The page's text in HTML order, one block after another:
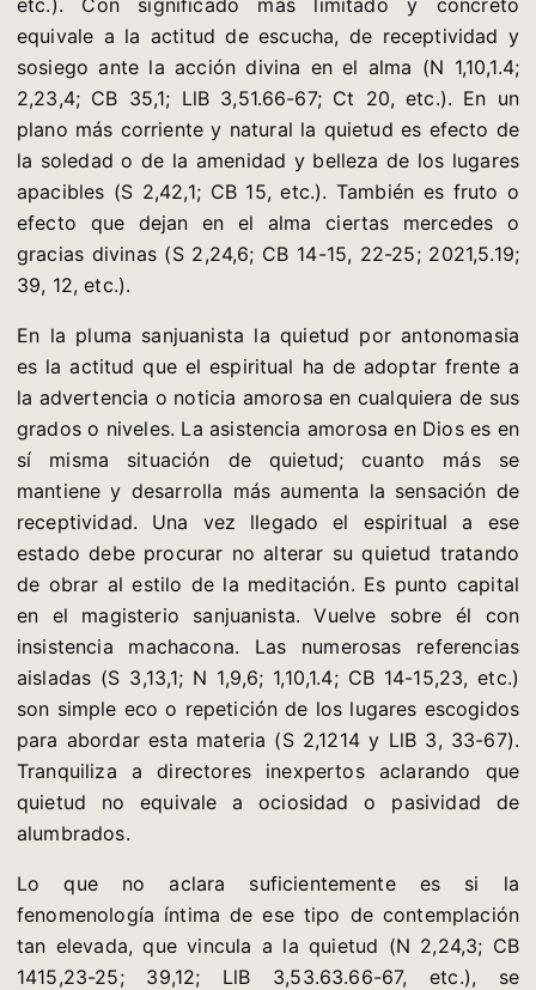
equivale a la actitud de escucha, de receptividad y
sosiego ante la acción divina en el alma (N 1,10,1.4;
2,23,4; CB 35,1; LlB 3,51.66-67; Ct 20, etc.). En un
plano más corriente y natural la quietud es efecto de
la soledad o de la amenidad y belleza de los lugares
apacibles (S 2,42,1; CB 15, etc.). También es fruto o
efecto que dejan en el alma ciertas mercedes o
gracias divinas (S 2,24,6; CB 14-15, 22-25; 2021,5.19;
39, 12, etc.).
En la pluma sanjuanista la quietud por antonomasia
es la actitud que el espiritual ha de adoptar frente a
la advertencia o noticia amorosa en cualquiera de sus
grados o niveles. La asistencia amorosa en Dios es en
sí misma situación de quietud; cuanto más se
mantiene y desarrolla más aumenta la sensación de
receptividad. Una vez llegado el espiritual a ese
estado debe procurar no alterar su quietud tratando
de obrar al estilo de la meditación. Es punto capital
en el magisterio sanjuanista. Vuelve sobre él con
insistencia machacona. Las numerosas referencias
aisladas (S 3,13,1; N 1,9,6; 1,10,1.4; CB 14-15,23, etc.)
son simple eco o repetición de los lugares escogidos
para abordar esta materia (S 2,1214 y LlB 3, 33-67).
Tranquiliza a directores inexpertos aclarando que
quietud no equivale a ociosidad o pasividad de
alumbrados.
Lo que no aclara suficientemente es si la
fenomenología íntima de ese tipo de contemplación
tan elevada, que vincula a la quietud (N 2,24,3; CB
1415,23-25; 39,12; LlB 3,53.63.66-67, etc.), se